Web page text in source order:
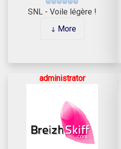
SNL - Voile légère !
More
administrator